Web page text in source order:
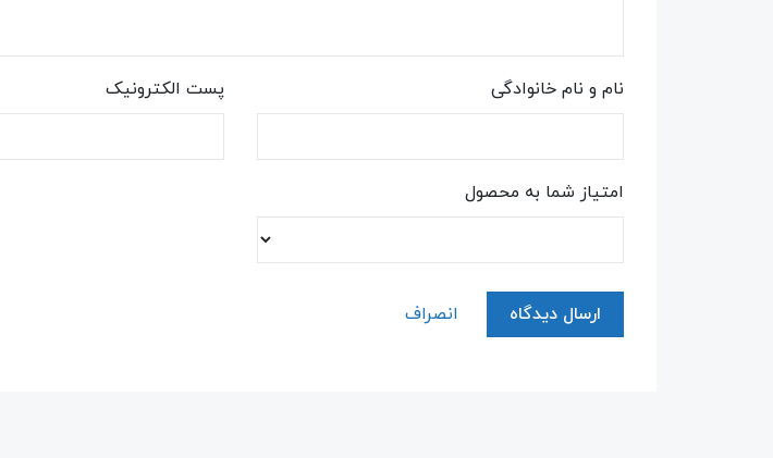
نام و نام خانوادگی پست الکترونیک
امتیاز شما به محصول
ارسال دیدگاه انصراف